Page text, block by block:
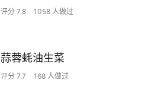
评分 7.8 1058 人做过
蒜蓉蚝油生菜
评分 7.7 168 人做过